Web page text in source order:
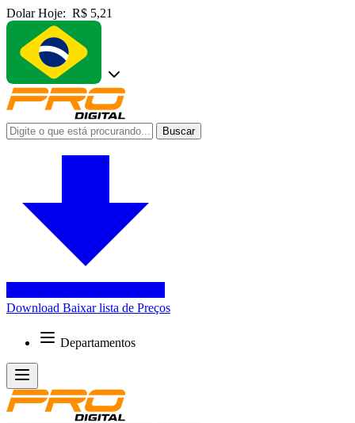
Dolar Hoje: R$ 5,21
Buscar
Download Baixar lista de Preços
Departamentos